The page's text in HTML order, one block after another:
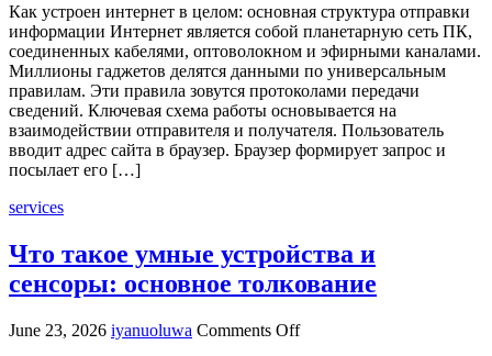
устроен
интернет
в
целом:
основная
структура
отправки
информации
Как устроен интернет в целом: основная структура отправки
информации Интернет является собой планетарную сеть ПК,
соединенных кабелями, оптоволокном и эфирными каналами.
Миллионы гаджетов делятся данными по универсальным
правилам. Эти правила зовутся протоколами передачи
сведений. Ключевая схема работы основывается на
взаимодействии отправителя и получателя. Пользователь
вводит адрес сайта в браузер. Браузер формирует запрос и
посылает его […]
services
Что такое умные устройства и
сенсоры: основное толкование
June 23, 2026 iyanuoluwa Comments Offon